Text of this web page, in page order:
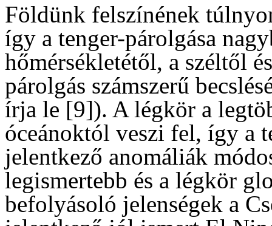
Földünk felszínének
így a tenger-párolgása
hőmérsékletétől, a széltől
párolgás számszerű
írja le [9]). A légkör a
óceánoktól veszi fel, így a
jelentkező anomáliák
legismertebb és a légkör
befolyásoló jelenségek a